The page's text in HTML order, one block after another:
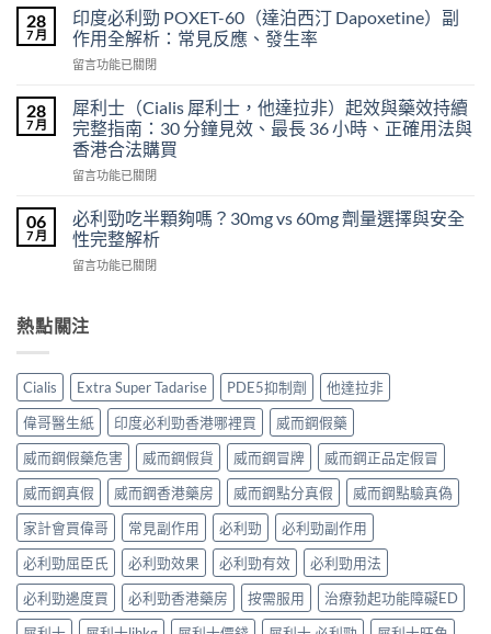
希
愛
力
混
片
雙
效
利
效
果
怎
麼
作
嗎？〉
中
威
壯
使
用
得
及
樂
威
壯
裡
買？
齡
不
福
的
終
點〉
中
28
7 月
印度必利勁 POXET-60（達泊西汀 Dapoxetine）副
作用全解析：常見反應、發生率
在
度
必
利
勁
POXET-
泊
西
汀
Dapoxetine）
用
析：
常
見
反
應、
發
生
率〉
中
留言功能已關閉
28
7 月
犀利士（Cialis 犀利士，他達拉非）起效與藥效持續
完整指南：30 分鐘見效、最長 36 小時、正確用法與
香港合法購買
在
利
士
（Cialis
犀
他
非）
起
效
與
藥
效
持
續
完
整
指
南：
30
分
留言功能已關閉
06
7 月
必利勁吃半顆夠嗎？30mg vs 60mg 劑量選擇與安全
性完整解析
在
勁
吃
顆
夠
嗎？
30mg
vs
60mg
劑
量
選
擇
與
安
全
性
留言功能已關閉
熱點關注
Cialis Extra Super Tadarise PDE5抑制劑
他達拉非
偉哥醫生紙
印度必利勁香港哪裡買
威而鋼假藥
威而鋼假藥危害
威而鋼假貨 威而鋼冒牌
威而鋼正品定假冒
威而鋼真假
威而鋼香港藥房 威而鋼點分真假
威而鋼點驗真偽
家計會買偉哥
常見副作用 必利勁
必利勁副作用
必利勁屈臣氏
必利勁效果 必利勁有效
必利勁用法
必利勁邊度買
必利勁香港藥房 按需服用
治療勃起功能障礙ED